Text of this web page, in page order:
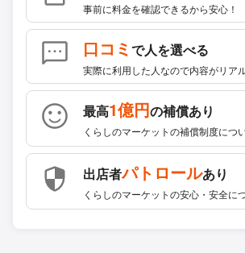
事前に料金を確認できるから安心！
口コミで人を選べる
実際に利用した人なので内容がリア
最高1億円の補償あり
くらしのマーケットの補償制度につ
出店者パトロールあり
くらしのマーケットの安心・安全に